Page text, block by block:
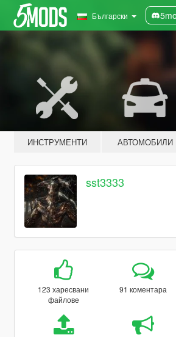
Български
ИНСТРУМЕНТИ АВТОМОБИЛИ
sst3333
123 харесвани
файлове
91 коментара